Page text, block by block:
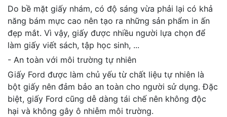
Do bề mặt giấy nhám, có độ sáng vừa phải lại có khả
năng bám mực cao nên tạo ra những sản phẩm in ấn
đẹp mắt. Vì vậy, giấy được nhiều người lựa chọn để
làm giấy viết sách, tập học sinh, ...
- An toàn với môi trường tự nhiên
Giấy Ford được làm chủ yếu từ chất liệu tự nhiên là
bột giấy nên đảm bảo an toàn cho người sử dụng. Đặc
biệt, giấy Ford cũng dễ dàng tái chế nên không độc
hại và không gây ô nhiễm môi trường.